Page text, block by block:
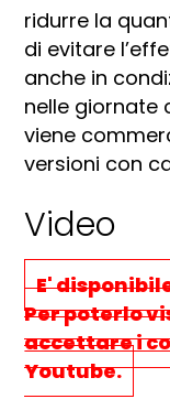
ridurre la
di evitare
anche in
nelle giornate
viene
versioni con
Video
E'
Per poterlo
accettare i
Youtube.